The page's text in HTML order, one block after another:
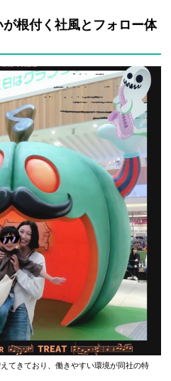
根付く社風とフォロー体
てきており、働きやすい環境が同社の特